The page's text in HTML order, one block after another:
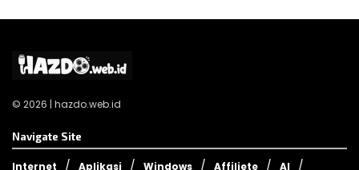
© 2026 | hazdo.web.id
Navigate Site
Internet Aplikasi Windows Affiliete AI